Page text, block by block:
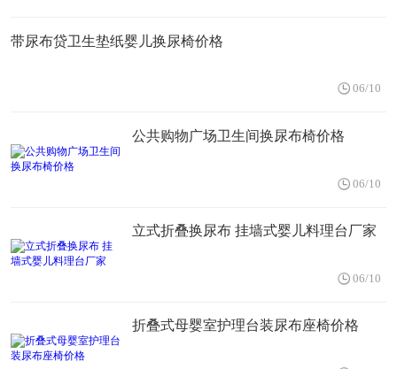
带尿布贷卫生垫纸婴儿换尿椅价格
06/10
公共购物广场卫生间换尿布椅价格
06/10
立式折叠换尿布 挂墙式婴儿料理台厂家
06/10
折叠式母婴室护理台装尿布座椅价格